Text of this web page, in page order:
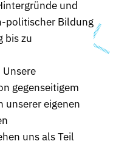
und
politischer Bildung
bis zu
gegenseitigem
unserer eigenen
uns als Teil